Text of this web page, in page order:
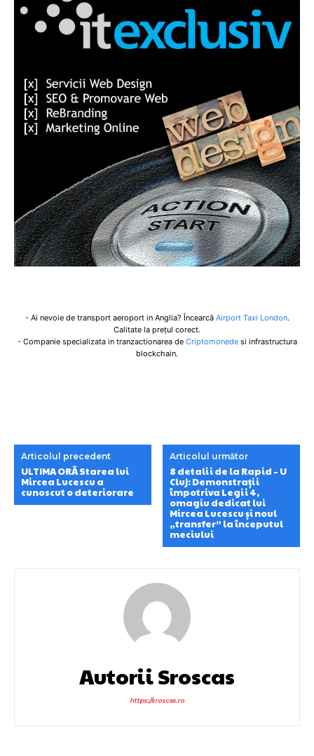
- Ai nevoie de transport aeroport in Anglia? Încearcă Airport Taxi London.
Calitate la prețul corect.
- Companie specializata in tranzactionarea de Criptomonedesi infrastructura
blockchain.
Articolul precedent
ULTIMA ORĂ Starea lui
Mircea Lucescu a
cunoscut o deteriorare
Articolul următor
8 detalii de la Rapid – U
Cluj: Demonstrații
împotriva Legii 4,
omagiu dedicat lui
Mircea Lucescu și noul
„transfer” la începutul
meciului
Autorii Sroscas
https://sroscas.ro